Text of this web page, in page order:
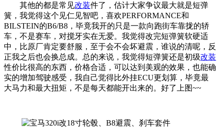
其他的都是常见改装件了，估计大家争议最大就是短弹
簧，我觉得这个见仁见智吧，喜欢PERFORMANCE和
BILSTEIN的B6/B8，毕竟我开的只是一款向跑街车靠拢的轿
车，不是赛车，对搅牙实在无爱。我觉得改完短弹簧软硬适
中，比原厂肯定要舒服，至于会不会坏避震，谁说的清呢，反
正我之后也会换总成。总的来说，我觉得短弹簧还是初级改装
性价比很高的东西，价格合适，可以达到美观的效果，也能确
实的增加驾驶感受，我自己觉得比外挂ECU更划算，毕竟最
大马力和最大扭矩，不是每天都能开出来的。好了上图~~